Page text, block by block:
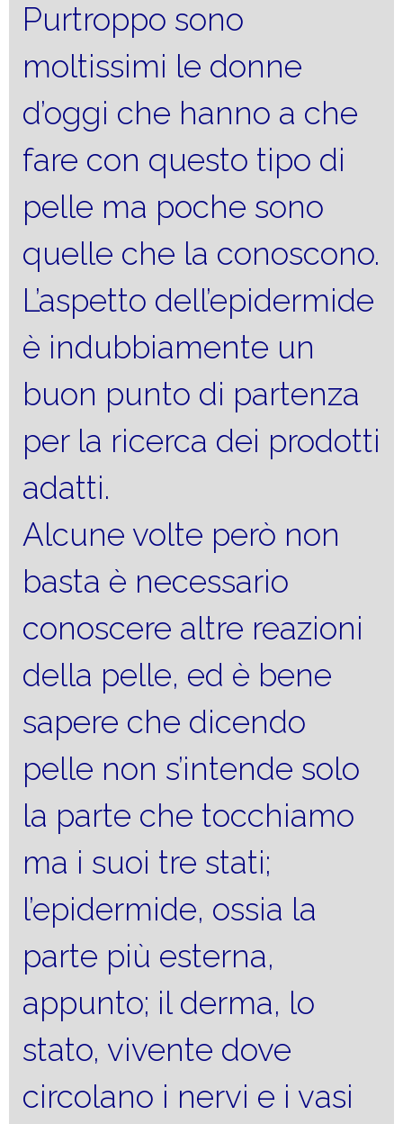
Purtroppo sono
moltissimi le donne
d’oggi che hanno a che
fare con questo tipo di
pelle ma poche sono
quelle che la conoscono.
L’aspetto dell’epidermide
è indubbiamente un
buon punto di partenza
per la ricerca dei prodotti
adatti.
Alcune volte però non
basta è necessario
conoscere altre reazioni
della pelle, ed è bene
sapere che dicendo
pelle non s’intende solo
la parte che tocchiamo
ma i suoi tre stati;
l’epidermide, ossia la
parte più esterna,
appunto; il derma, lo
stato, vivente dove
circolano i nervi e i vasi